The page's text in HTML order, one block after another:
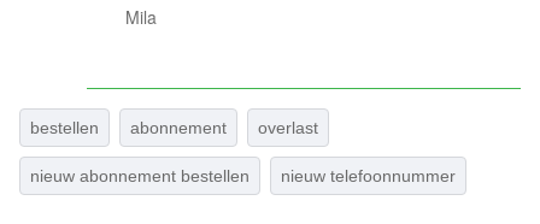
Mila
bestellen abonnement overlast
nieuw abonnement bestellen nieuw telefoonnummer